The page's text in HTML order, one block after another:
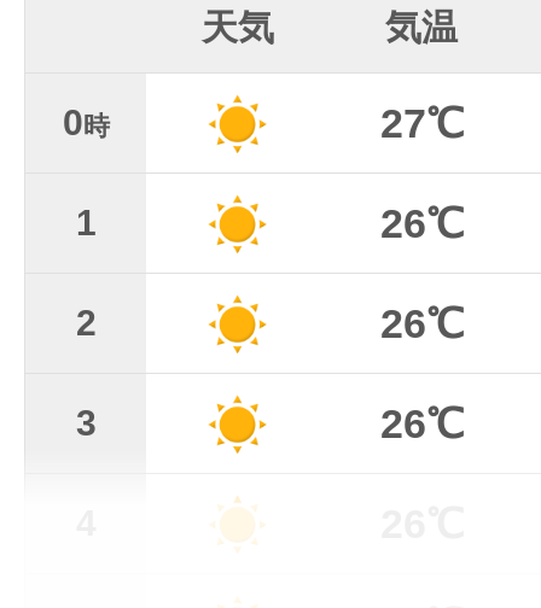
天気 気温
0時 27℃
1 26℃
2 26℃
3 26℃